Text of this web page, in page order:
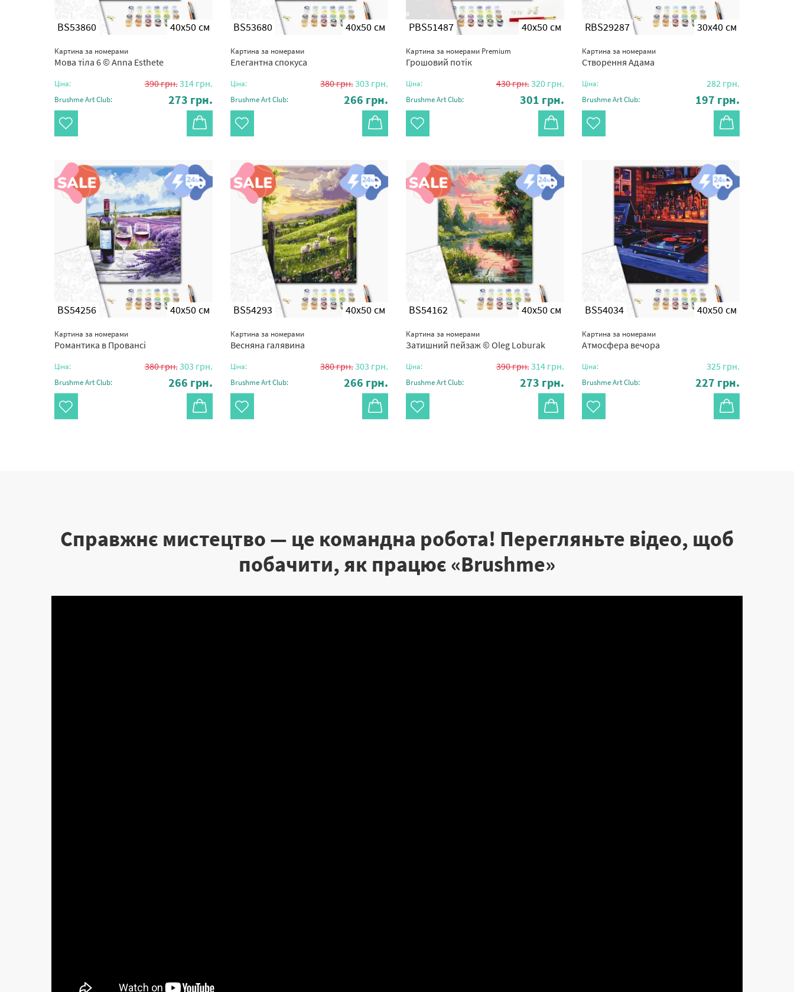
BS53860 40x50 см
Картина за номерами
Мова тіла 6 © Anna Esthete
Ціна: 390грн.314грн.
Brushme Art Club: 273 грн.
BS53680 40x50 см
Картина за номерами
Елегантна спокуса
Ціна: 380грн.303 грн.
Brushme Art Club: 266 грн.
PBS51487 40x50 см
Картина за номерами Premium
Грошовий потік
Ціна: 430грн.320грн.
Brushme Art Club: 301 грн.
RBS29287 30x40 см
Картина за номерами
Створення Адама
Ціна: 282 грн.
Brushme Art Club: 197 грн.
BS54256 40x50 см
Картина за номерами
Романтика в Провансі
Ціна: 380грн.303 грн.
Brushme Art Club: 266 грн.
BS54293 40x50 см
Картина за номерами
Весняна галявина
Ціна: 380грн.303 грн.
Brushme Art Club: 266 грн.
BS54162 40x50 см
Картина за номерами
Затишний пейзаж © Oleg Loburak
Ціна: 390грн.314грн.
Brushme Art Club: 273 грн.
BS54034 40x50 см
Картина за номерами
Атмосфера вечора
Ціна: 325 грн.
Brushme Art Club: 227 грн.
Справжнє мистецтво — це командна робота! Перегляньте відео, щоб
побачити, як працює «‎Brushme»